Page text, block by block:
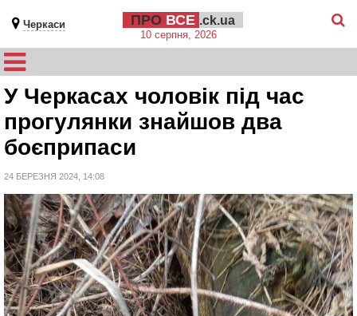
Черкаси ПРО ВСЕ .ck.ua
10 серпня, 2026
У Черкасах чоловік під час
прогулянки знайшов два
боєприпаси
24 БЕРЕЗНЯ 2024, 14:08